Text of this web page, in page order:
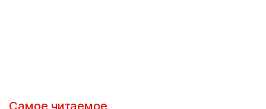
Самое читаемое